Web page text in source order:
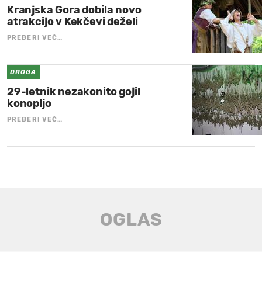
Kranjska Gora dobila novo
atrakcijo v Kekčevi deželi
PREBERI VEČ…
DROGA
29-letnik nezakonito gojil
konopljo
PREBERI VEČ…